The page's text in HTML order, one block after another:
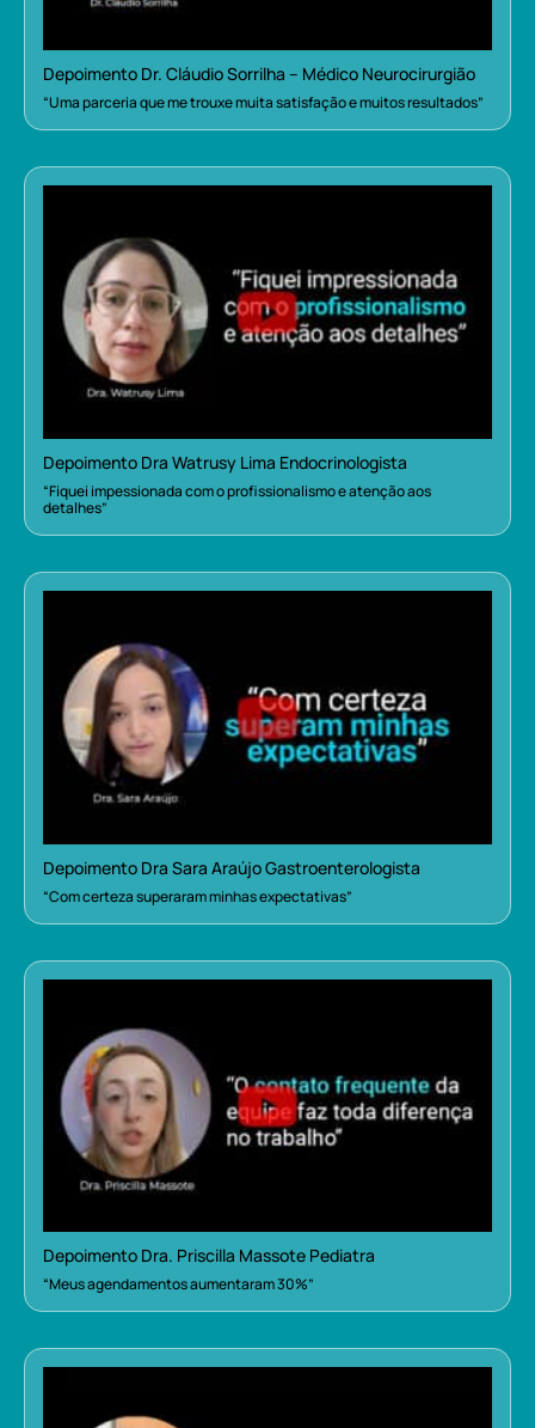
Depoimento Dr. Cláudio Sorrilha – Médico Neurocirurgião
“Uma parceria que me trouxe muita satisfação e muitos resultados”
Depoimento Dra Watrusy Lima Endocrinologista
“Fiquei impessionada com o profissionalismo e atenção aos
detalhes”
Depoimento Dra Sara Araújo Gastroenterologista
“Com certeza superaram minhas expectativas”
Depoimento Dra. Priscilla Massote Pediatra
“Meus agendamentos aumentaram 30%”